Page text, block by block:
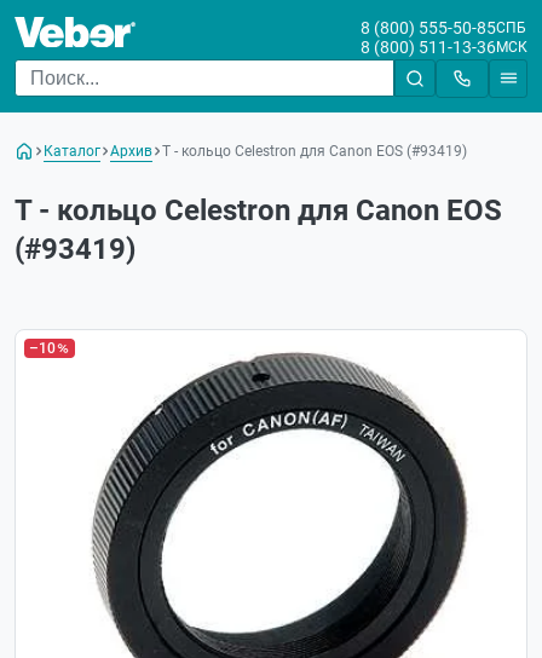
8 (800) 555-50-85СПБ
8 (800) 511-13-36МСК
Каталог Архив Т - кольцо Celestron для Canon EOS (#93419)
Т - кольцо Celestron для Canon EOS
(#93419)
–10